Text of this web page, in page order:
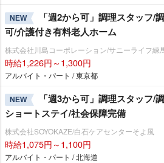
NEW
「週2から可」調理スタッフ/
可/介護付き有料老人ホーム
株式会社川島コーポレーション/サニーライフ練
時給1,226円～1,300円
アルバイト・パート / 東京都
NEW
「週3から可」調理スタッフ/
ショートステイ/社会保障完備
株式会社SOYOKAZE/白石ケアセンターそよ風
時給1,075円～1,100円
アルバイト・パート / 北海道